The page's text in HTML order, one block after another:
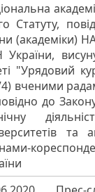
Статуту,
(академіки)
України,
"Урядовий
вченими
до
та